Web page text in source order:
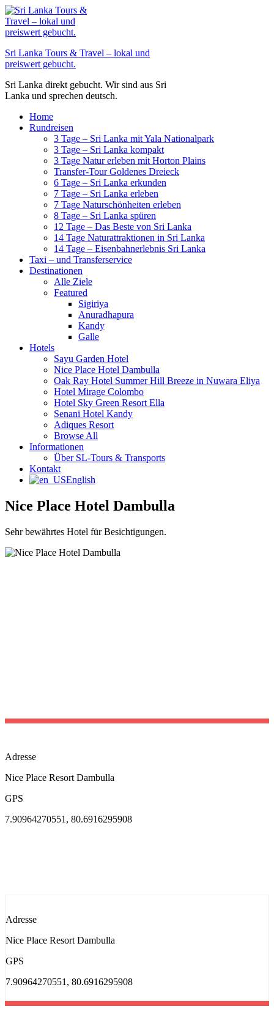
Zum
Inhalt
springen
Sri Lanka Tours & Travel – lokal und
preiswert gebucht.
Sri Lanka direkt gebucht. Wir sind aus Sri
Lanka und sprechen deutsch.
Home
Rundreisen
3 Tage – Sri Lanka mit Yala Nationalpark
3 Tage – Sri Lanka kompakt
3 Tage Natur erleben mit Horton Plains
Transfer-Tour Goldenes Dreieck
6 Tage – Sri Lanka erkunden
7 Tage – Sri Lanka erleben
7 Tage Naturschönheiten erleben
8 Tage – Sri Lanka spüren
12 Tage – Das Beste von Sri Lanka
14 Tage Naturattraktionen in Sri Lanka
14 Tage – Eisenbahnerlebnis Sri Lanka
Taxi – und Transferservice
Destinationen
Alle Ziele
Featured
Sigiriya
Anuradhapura
Kandy
Galle
Hotels
Sayu Garden Hotel
Nice Place Hotel Dambulla
Oak Ray Hotel Summer Hill Breeze in Nuwara Eliya
Hotel Mirage Colombo
Hotel Sky Green Resort Ella
Senani Hotel Kandy
Adiques Resort
Browse All
Informationen
Über SL-Tours & Transports
Kontakt
English
Nice Place Hotel Dambulla
Sehr bewährtes Hotel für Besichtigungen.
Adresse
Nice Place Resort Dambulla
GPS
7.90964270551, 80.6916295908
Adresse
Nice Place Resort Dambulla
GPS
7.90964270551, 80.6916295908